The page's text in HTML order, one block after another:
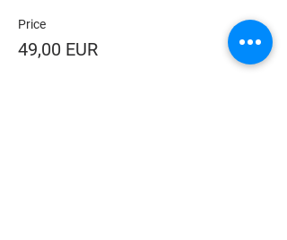
Price
49,00 EUR